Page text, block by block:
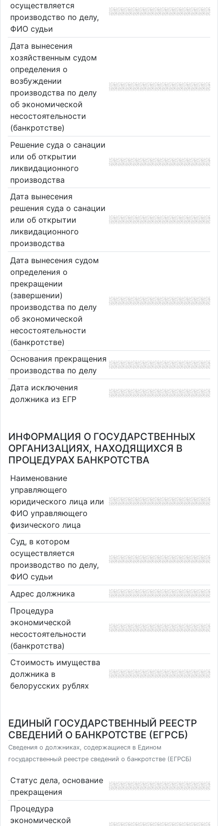
осуществляется
производство по делу,
ФИО судьи
Дата вынесения
хозяйственным судом
определения о
возбуждении
производства по делу
об экономической
несостоятельности
(банкротстве)
Решение суда о санации
или об открытии
ликвидационного
производства
Дата вынесения
решения суда о санации
или об открытии
ликвидационного
производства
Дата вынесения судом
определения о
прекращении
(завершении)
производства по делу
об экономической
несостоятельности
(банкротстве)
Основания прекращения
производства по делу
Дата исключения
должника из ЕГР
ИНФОРМАЦИЯ О ГОСУДАРСТВЕННЫХ
ОРГАНИЗАЦИЯХ, НАХОДЯЩИХСЯ В
ПРОЦЕДУРАХ БАНКРОТСТВА
Наименование
управляющего
юридического лица или
ФИО управляющего
физического лица
Суд, в котором
осуществляется
производство по делу,
ФИО судьи
Адрес должника
Процедура
экономической
несостоятельности
(банкротства)
Стоимость имущества
должника в
белорусских рублях
ЕДИНЫЙ ГОСУДАРСТВЕННЫЙ РЕЕСТР
СВЕДЕНИЙ О БАНКРОТСТВЕ (ЕГРСБ)
Сведения о должниках, содержащиеся в Едином
государственный реестре сведений о банкротстве (ЕГРСБ)
Статус дела, основание
прекращения
Процедура
экономической